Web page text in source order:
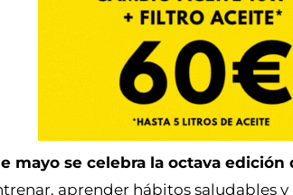
mayo se celebra la octava
aprender hábitos saludables